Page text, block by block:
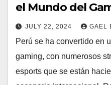
el Mundo del
JULY 22, 2024 GAEL
Perú se ha convertido en
gaming, con numerosos
esports que se están